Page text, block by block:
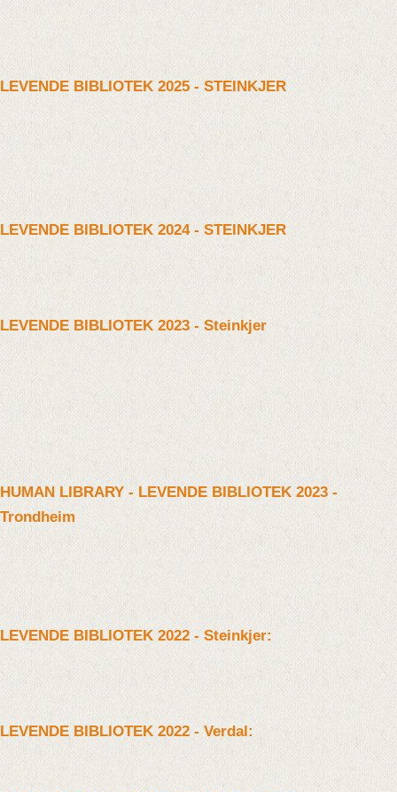
LEVENDE BIBLIOTEK 2025 - STEINKJER
LEVENDE BIBLIOTEK 2024 - STEINKJER
LEVENDE BIBLIOTEK 2023 - Steinkjer
HUMAN LIBRARY - LEVENDE BIBLIOTEK 2023 -
Trondheim
LEVENDE BIBLIOTEK 2022 - Steinkjer:
LEVENDE BIBLIOTEK 2022 - Verdal: